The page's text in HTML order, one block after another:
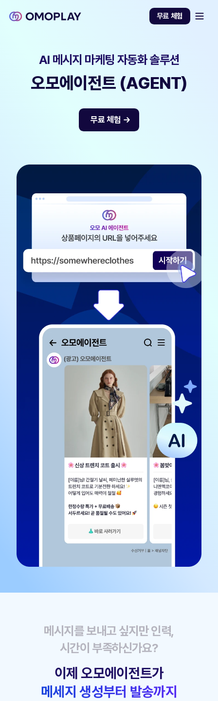
무료 체험
AI 메시지 마케팅 자동화 솔루션
오모에이전트 (AGENT)
무료 체험
메시지를 보내고 싶지만 인력,
시간이 부족하신가요?
이제 오모에이전트가
메세지 생성부터 발송까지